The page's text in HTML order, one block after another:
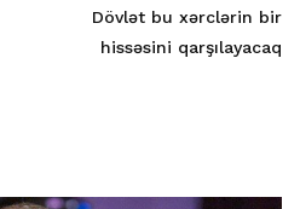
Dövlət bu xərclərin bir
hissəsini qarşılayacaq